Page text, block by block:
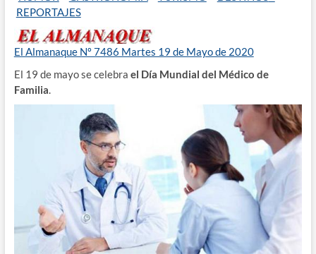
REPORTAJES
El Almanaque Nº 7486 Martes 19 de Mayo de 2020
El 19 de mayo se celebra el Día Mundial del Médico de
Familia.